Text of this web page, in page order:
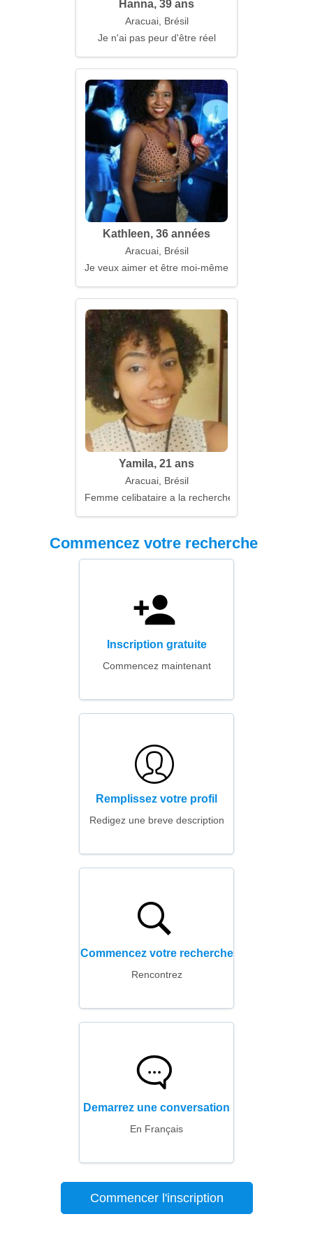
Hanna, 39 ans
Aracuai, Brésil
Je n'ai pas peur d'être réel
Kathleen, 36 années
Aracuai, Brésil
Je veux aimer et être moi-même
Yamila, 21 ans
Aracuai, Brésil
Femme celibataire a la recherche d'un mari
Commencez votre recherche
Inscription gratuite
Commencez maintenant
Remplissez votre profil
Redigez une breve description
Commencez votre recherche
Rencontrez
Demarrez une conversation
En Français
Commencer l'inscription